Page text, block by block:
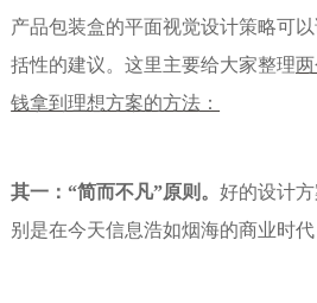
产品包装盒的平面视觉设计策略可
括性的建议。这里主要给大家整理
钱拿到理想方案的方法：
其一：“简而不凡”原则。好的设计
别是在今天信息浩如烟海的商业时代